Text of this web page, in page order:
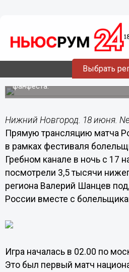
Выбрать
Футбольный матч
канале посмотрели
тысячи нижегородцев
Минимум пять матчей покажут в
фанфеста.
Нижний Новгород. 18 июня.
Прямую трансляцию матча
в рамках фестиваля
Гребном канале в ночь с 17
посмотрели 3,5 тысячи
региона Валерий Шанцев
России вместе с
Игра началась в 02.00 по
Это был первый матч